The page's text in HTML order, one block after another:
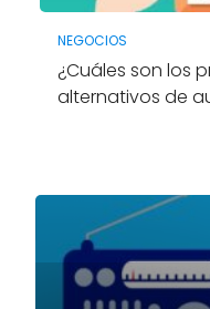
NEGOCIOS
¿Cuáles son los
alternativos de